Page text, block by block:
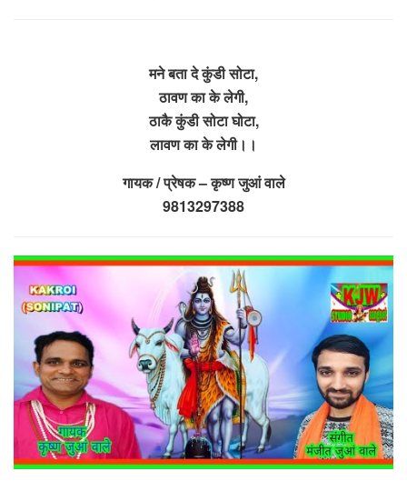
मने बता दे कुंडी सोटा,
ठावण का के लेगी,
ठाकै कुंडी सोटा घोटा,
लावण का के लेगी।।
गायक / प्रेषक – कृष्ण जुआं वाले
9813297388